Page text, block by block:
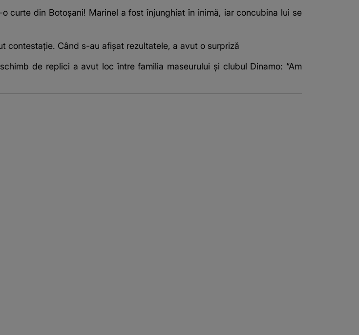
curte din Botoșani! Marinel a fost înjunghiat în inimă, iar concubina lui se
contestație. Când s-au afișat rezultatele, a avut o surpriză
de replici a avut loc între familia maseurului și clubul Dinamo: “Am